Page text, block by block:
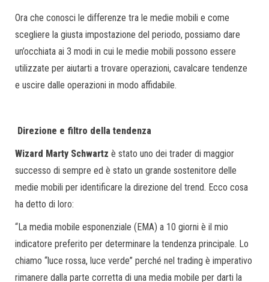
Ora che conosci le differenze tra le medie mobili e come
scegliere la giusta impostazione del periodo, possiamo dare
un’occhiata ai 3 modi in cui le medie mobili possono essere
utilizzate per aiutarti a trovare operazioni, cavalcare tendenze
e uscire dalle operazioni in modo affidabile.
Direzione e filtro della tendenza
Wizard Marty Schwartz è stato uno dei trader di maggior
successo di sempre ed è stato un grande sostenitore delle
medie mobili per identificare la direzione del trend. Ecco cosa
ha detto di loro:
“La media mobile esponenziale (EMA) a 10 giorni è il mio
indicatore preferito per determinare la tendenza principale. Lo
chiamo “luce rossa, luce verde” perché nel trading è imperativo
rimanere dalla parte corretta di una media mobile per darti la